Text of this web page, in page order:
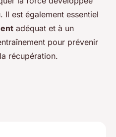
Il est également essentiel
adéquat et à un
pour prévenir
récupération.